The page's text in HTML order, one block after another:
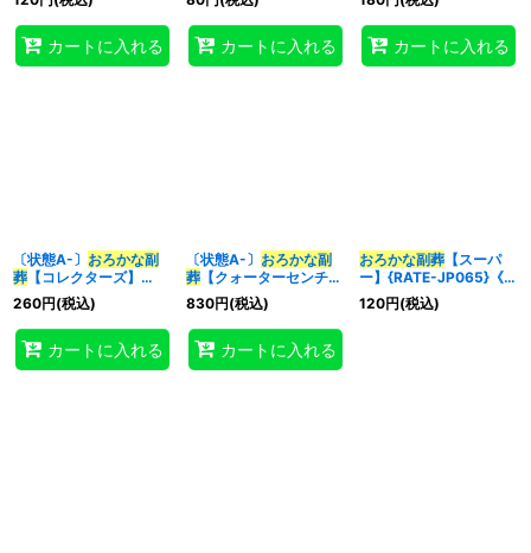
カートに入れる カートに入れる カートに入れる
〔状態A-〕 おろかな副
葬 【コレクターズ】
{RC03-JP039}《魔
法》
260円(税込)
カートに入れる
〔状態A-〕 おろかな副
葬【クォーターセンチュ
リーシークレット】
{QCAC-JP093}《魔
法》
830円(税込)
カートに入れる
おろかな副葬【スーパ
ー】{RATE-JP065}《魔
法》
120円(税込)